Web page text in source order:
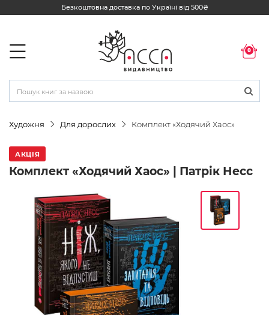
Безкоштовна доставка по Україні від 500₴
0
Художня Для дорослих Комплект «Ходячий Хаос»
АКЦІЯ
Комплект «Ходячий Хаос» | Патрік Несс